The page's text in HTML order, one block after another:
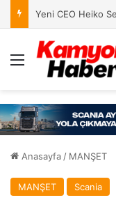
Menü
Anasayfa / MANŞET
MANŞET Scania